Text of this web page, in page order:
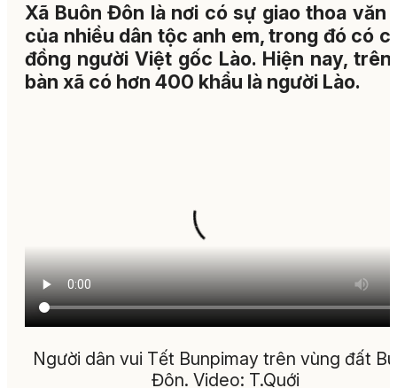
Xã Buôn Đôn là nơi có sự giao thoa văn
của nhiều dân tộc anh em, trong đó có
đồng người Việt gốc Lào. Hiện nay, trên
bàn xã có hơn 400 khẩu là người Lào.
Người dân vui Tết Bunpimay trên vùng đất
Đôn. Video: T.Quới